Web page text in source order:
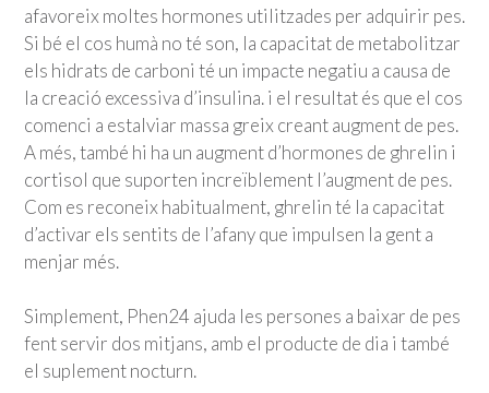
afavoreix moltes hormones utilitzades per adquirir pes.
Si bé el cos humà no té son, la capacitat de metabolitzar
els hidrats de carboni té un impacte negatiu a causa de
la creació excessiva d’insulina. i el resultat és que el cos
comenci a estalviar massa greix creant augment de pes.
A més, també hi ha un augment d’hormones de ghrelin i
cortisol que suporten increïblement l’augment de pes.
Com es reconeix habitualment, ghrelin té la capacitat
d’activar els sentits de l’afany que impulsen la gent a
menjar més.
Simplement, Phen24 ajuda les persones a baixar de pes
fent servir dos mitjans, amb el producte de dia i també
el suplement nocturn.